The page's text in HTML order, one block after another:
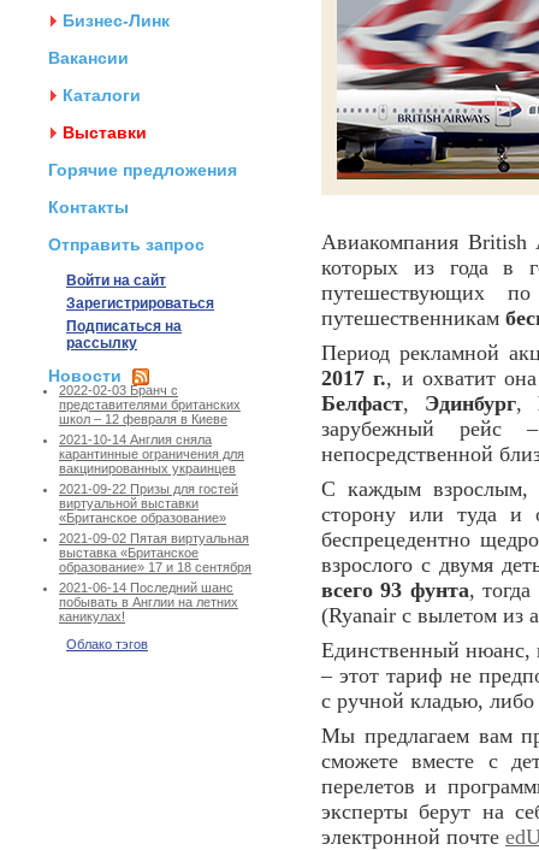
Бизнес-Линк
Вакансии
Каталоги
Выставки
Горячие предложения
Контакты
Отправить запрос
Войти на сайт
Зарегистрироваться
Подписаться на
рассылку
Новости
2022-02-03 Бранч с
представителями британских
школ – 12 февраля в Киеве
2021-10-14 Англия сняла
карантинные ограничения для
вакцинированных украинцев
2021-09-22 Призы для гостей
виртуальной выставки
«Британское образование»
2021-09-02 Пятая виртуальная
выставка «Британское
образование» 17 и 18 сентября
2021-06-14 Последний шанс
побывать в Англии на летних
каникулах!
Облако тэгов
Авиакомпания British
которых из года в
путешествующих
путешественникам
Период рекламной
2017 г., и охватит
Белфаст, Эдинбург,
зарубежный
непосредственной
С каждым взрослым,
сторону или туда и
беспрецедентно
взрослого с двумя
всего 93 фунта,
(Ryanair с вылетом из
Единственный нюанс,
– этот тариф не
с ручной кладью, либо
Мы предлагаем вам
сможете вместе с
перелетов и
эксперты берут на
электронной почте